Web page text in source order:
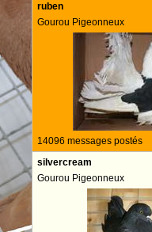
ruben
Gourou Pigeonneux
14096 messages postés
silvercream
Gourou Pigeonneux